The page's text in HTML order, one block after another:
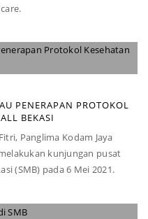
PENERAPAN PROTOKOL
BEKASI
Panglima Kodam Jaya
kunjungan pusat
(SMB) pada 6 Mei 2021.